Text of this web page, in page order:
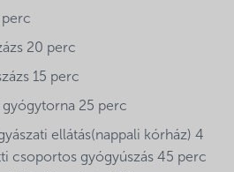
perc
20 perc
15 perc
25 perc
ellátás(nappali kórház) 4
csoportos gyógyúszás 45 perc